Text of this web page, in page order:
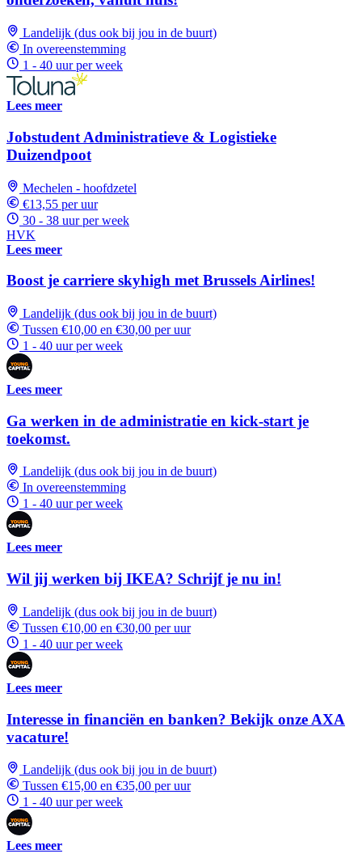
Landelijk (dus ook bij jou in de buurt)
In overeenstemming
1 - 40 uur per week
Lees meer
Jobstudent Administratieve & Logistieke
Duizendpoot
Mechelen - hoofdzetel
€13,55 per uur
30 - 38 uur per week
HVK
Lees meer
Boost je carriere skyhigh met Brussels Airlines!
Landelijk (dus ook bij jou in de buurt)
Tussen €10,00 en €30,00 per uur
1 - 40 uur per week
Lees meer
Ga werken in de administratie en kick-start je
toekomst.
Landelijk (dus ook bij jou in de buurt)
In overeenstemming
1 - 40 uur per week
Lees meer
Wil jij werken bij IKEA? Schrijf je nu in!
Landelijk (dus ook bij jou in de buurt)
Tussen €10,00 en €30,00 per uur
1 - 40 uur per week
Lees meer
Interesse in financiën en banken? Bekijk onze AXA
vacature!
Landelijk (dus ook bij jou in de buurt)
Tussen €15,00 en €35,00 per uur
1 - 40 uur per week
Lees meer